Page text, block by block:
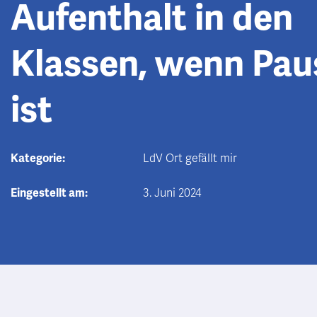
Aufenthalt in den
Klassen, wenn
ist
Kategorie: LdV Ort gefällt mir
Eingestellt am: 3. Juni 2024